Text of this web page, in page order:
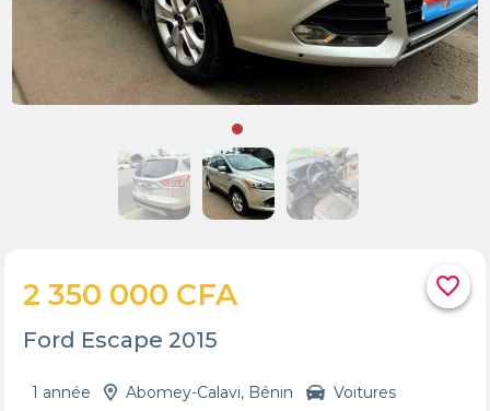
favorite_border
2 350 000 CFA
Ford Escape 2015
1 année Abomey-Calavi, Bénin Voitures